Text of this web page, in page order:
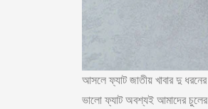
আসলে ফ্যাট জাতীয় খাবার দু
ভালো ফ্যাট অবশ্যই আমাদের